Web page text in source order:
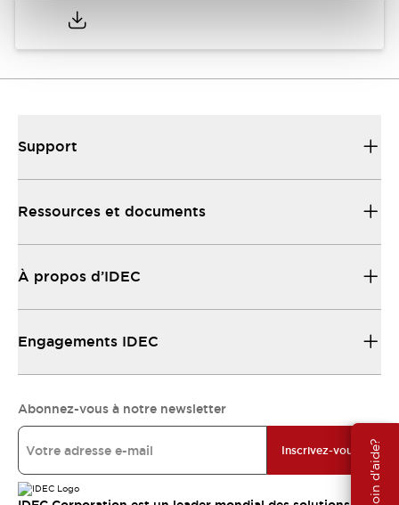
Besoin d'aide?
Support
Ressources et documents
À propos d’IDEC
Engagements IDEC
Abonnez-vous à notre newsletter
Inscrivez-vous